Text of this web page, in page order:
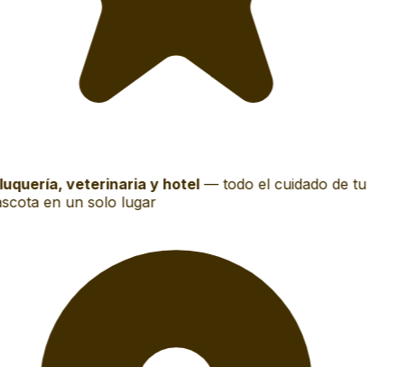
veterinaria y hotel—todo el cuidado de tu
en un solo lugar